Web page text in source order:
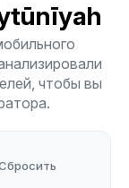
чтобы вы